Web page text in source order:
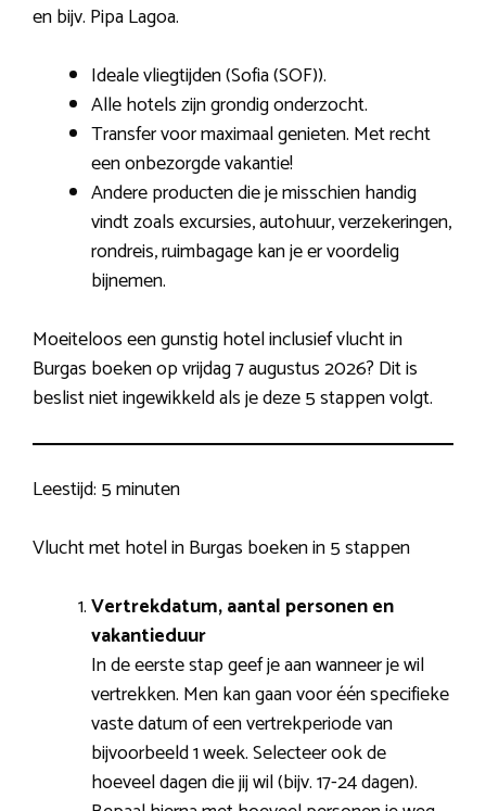
en bijv. Pipa Lagoa.
Ideale vliegtijden (Sofia (SOF)).
Alle hotels zijn grondig onderzocht.
Transfer voor maximaal genieten. Met recht
een onbezorgde vakantie!
Andere producten die je misschien handig
vindt zoals excursies, autohuur, verzekeringen,
rondreis, ruimbagage kan je er voordelig
bijnemen.
Moeiteloos een gunstig hotel inclusief vlucht in
Burgas boeken op vrijdag 7 augustus 2026? Dit is
beslist niet ingewikkeld als je deze 5 stappen volgt.
Leestijd: 5 minuten
Vlucht met hotel in Burgas boeken in 5 stappen
Vertrekdatum, aantal personen en
vakantieduur
In de eerste stap geef je aan wanneer je wil
vertrekken. Men kan gaan voor één specifieke
vaste datum of een vertrekperiode van
bijvoorbeeld 1 week. Selecteer ook de
hoeveel dagen die jij wil (bijv. 17-24 dagen).